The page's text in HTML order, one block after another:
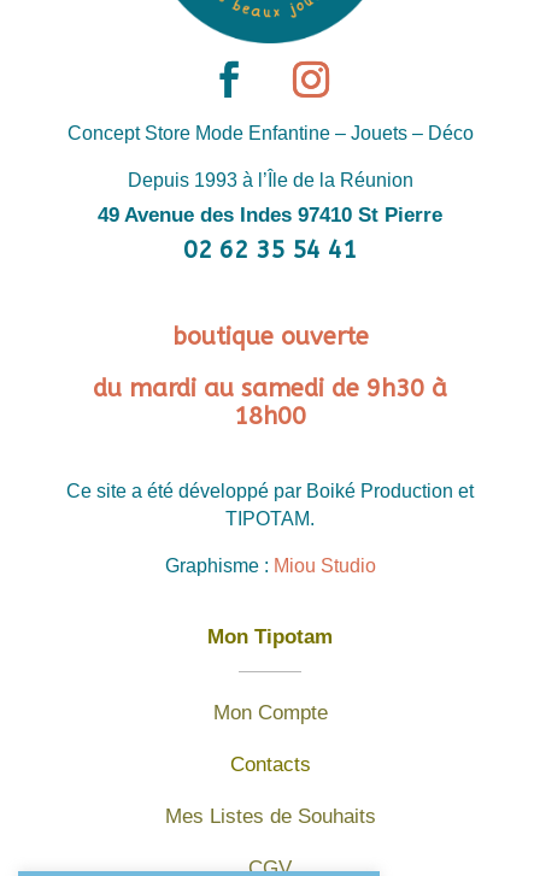
Concept Store Mode Enfantine – Jouets – Déco
Depuis 1993 à l’Île de la Réunion
49 Avenue des Indes 97410 St Pierre
02 62 35 54 41
boutique ouverte
du mardi au samedi de 9h30 à
18h00
Ce site a été développé par Boiké Production et
TIPOTAM.
Graphisme : Miou Studio
Mon Tipotam
Mon Compte
Contacts
Mes Listes de Souhaits
CGV